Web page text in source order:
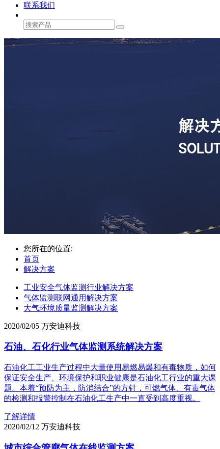
联系我们
您所在的位置:
首页
解决方案
工业安全气体监测行业解决方案
气体监测联网通用解决方案
大气环境质量监测解决方案
2020/02/05 万安迪科技
石油、石化行业气体监测系统解决方案
石油化工工业生产过程中大量使用易燃易爆和有毒物质，如何
保证安全生产、环境保护和职业健康是石油化工行业的重大课
题。本着“预防为主，防消结合”的方针，可燃气体、有毒气体
的检测和报警控制在石油化工生产中一直受到高度重视。
了解详情
2020/02/12 万安迪科技